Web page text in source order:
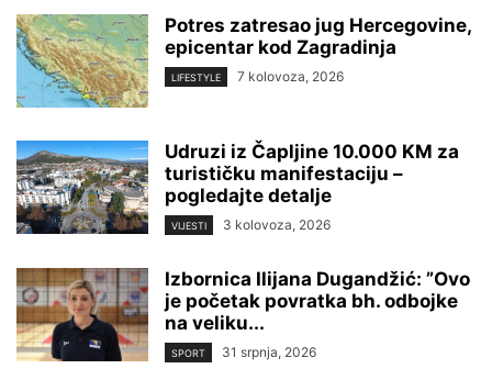
Potres zatresao jug Hercegovine,
epicentar kod Zagradinja
LIFESTYLE 7 kolovoza, 2026
Udruzi iz Čapljine 10.000 KM za
turističku manifestaciju –
pogledajte detalje
VIJESTI 3 kolovoza, 2026
Izbornica Ilijana Dugandžić: ”Ovo
je početak povratka bh. odbojke
na veliku...
SPORT 31 srpnja, 2026